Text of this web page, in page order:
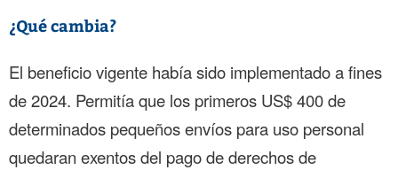
¿Qué cambia?
El beneficio vigente había sido implementado a fines
de 2024. Permitía que los primeros US$ 400 de
determinados pequeños envíos para uso personal
quedaran exentos del pago de derechos de